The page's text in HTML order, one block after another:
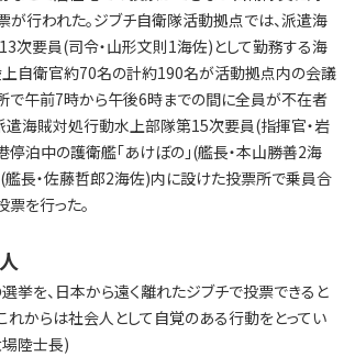
行われた。ジブチ自衛隊活動拠点では、派遣海
次要員(司令・山形文則1海佐)として勤務する海
自衛官約70名の計約190名が活動拠点内の会議
で午前7時から午後6時までの間に全員が不在者
遣海賊対処行動水上部隊第15次要員(指揮官・岩
泊中の護衛艦「あけぼの」(艦長・本山勝善2海
(艦長・佐藤哲郎2海佐)内に設けた投票所で乗員合
を行った。
挙を、日本から遠く離れたジブチで投票できると
れからは社会人として自覚のある行動をとってい
場陸士長)